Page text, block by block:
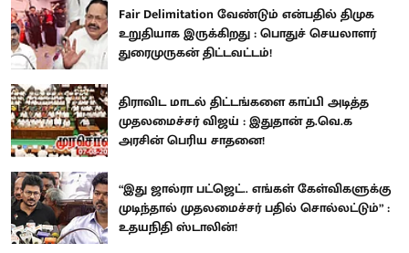
Fair Delimitation வேண்டும் என்பதில் திமுக
உறுதியாக இருக்கிறது : பொதுச் செயலாளர்
துரைமுருகன் திட்டவட்டம்!
திராவிட மாடல் திட்டங்களை காப்பி அடித்த
முதலமைச்சர் விஜய் : இதுதான் த.வெ.க
அரசின் பெரிய சாதனை!
“இது ஜால்ரா பட்ஜெட்.. எங்கள் கேள்விகளுக்கு
முடிந்தால் முதலமைச்சர் பதில் சொல்லட்டும்” :
உதயநிதி ஸ்டாலின்!